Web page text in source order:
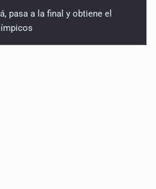
pasa a la final y obtiene el